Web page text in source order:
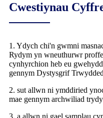
Cwestiynau
1. Ydych chi'n gwmni
Rydym yn wneuthurwr
cynhyrchion heb eu
gennym Dystysgrif
2. sut allwn ni ymddiried
mae gennym archwiliad
3. a allwn ni gael samplau